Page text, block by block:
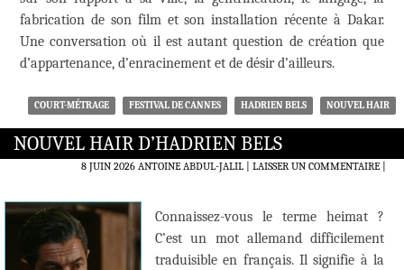
fabrication de son film et son installation récente à Dakar.
Une conversation où il est autant question de création que
d’appartenance, d’enracinement et de désir d’ailleurs.
COURT-MÉTRAGE FESTIVAL DE CANNES HADRIEN BELS NOUVEL HAIR
NOUVEL HAIR D’HADRIEN BELS
8 JUIN 2026 ANTOINE ABDUL-JALIL LAISSER UN COMMENTAIRE|
Connaissez-vous le terme heimat ?
C’est un mot allemand difficilement
traduisible en français. Il signifie à la